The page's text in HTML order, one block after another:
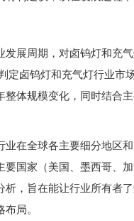
展周期，对卤钨灯和充
定卤钨灯和充气灯行业市
体规模变化，同时结合
在全球各主要细分地区
国家（美国、墨西哥、
，旨在能让行业所有者
局。